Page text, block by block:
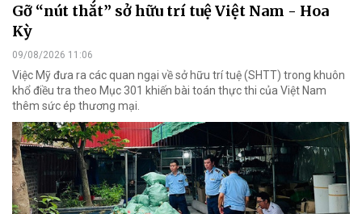
Gỡ “nút thắt” sở hữu trí tuệ Việt Nam - Hoa
Kỳ
09/08/2026 11:06
Việc Mỹ đưa ra các quan ngại về sở hữu trí tuệ (SHTT) trong khuôn
khổ điều tra theo Mục 301 khiến bài toán thực thi của Việt Nam
thêm sức ép thương mại.